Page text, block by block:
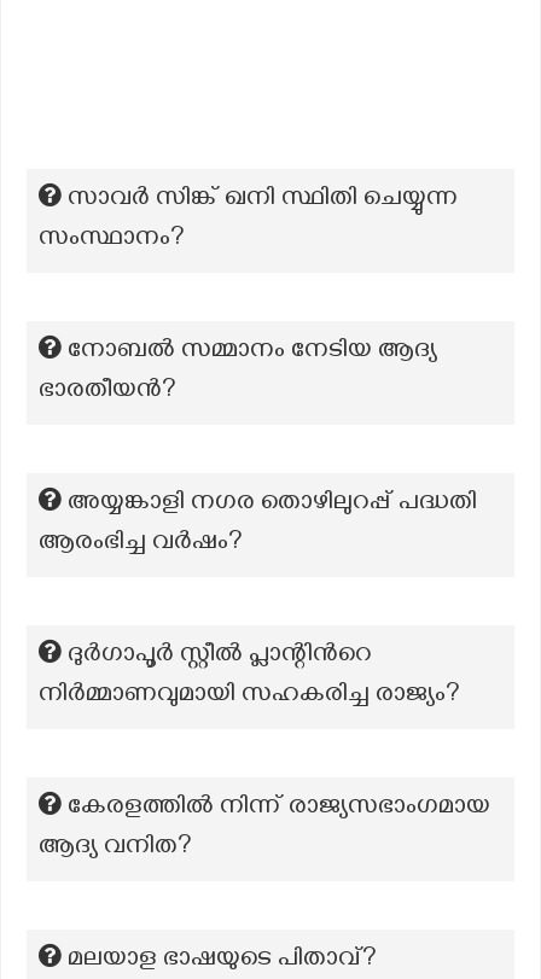
സാവർ സിങ്ക് ഖനി സ്ഥിതി ചെയ്യുന്ന
സംസ്ഥാനം?
നോബൽ സമ്മാനം നേടിയ ആദ്യ
ഭാരതീയൻ?
അയ്യങ്കാളി നഗര തൊഴിലുറപ്പ് പദ്ധതി
ആരംഭിച്ച വർഷം?
ദുർഗാപൂർ സ്റ്റീൽ പ്ലാന്റിന്‍റെ
നിർമ്മാണവുമായി സഹകരിച്ച രാജ്യം?
കേരളത്തിൽ നിന്ന് രാജ്യസഭാംഗമായ
ആദ്യ വനിത?
മലയാള ഭാഷയുടെ പിതാവ്?